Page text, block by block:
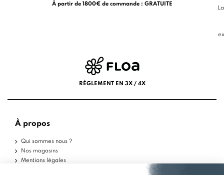
À partir de 1800€ de commande : GRATUITE
RÈGLEMENT EN 3X / 4X
À propos
Qui sommes nous ?
Nos magasins
Mentions légales